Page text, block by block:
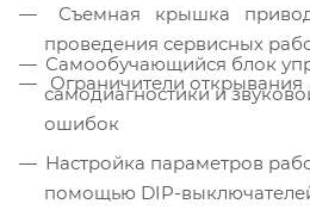
проведения сервисных
Ограничители открывания
Самообучающийся блок
самодиагностики и
ошибок
Настройка параметров
помощью DIP-